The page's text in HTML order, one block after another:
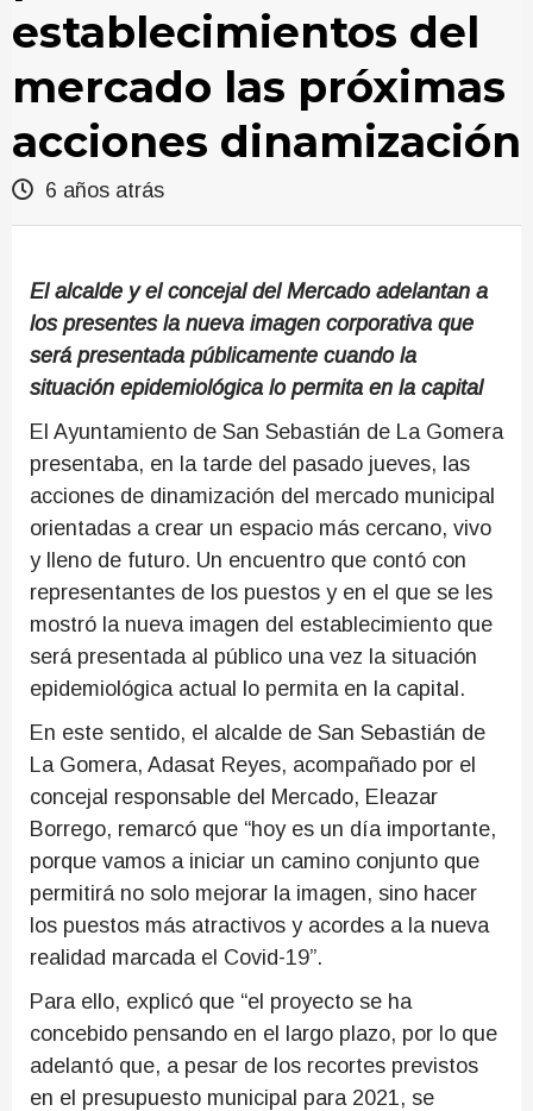
establecimientos del
mercado las próximas
acciones dinamización
6 años atrás
El alcalde y el concejal del Mercado adelantan a
los presentes la nueva imagen corporativa que
será presentada públicamente cuando la
situación epidemiológica lo permita en la capital
El Ayuntamiento de San Sebastián de La Gomera
presentaba, en la tarde del pasado jueves, las
acciones de dinamización del mercado municipal
orientadas a crear un espacio más cercano, vivo
y lleno de futuro. Un encuentro que contó con
representantes de los puestos y en el que se les
mostró la nueva imagen del establecimiento que
será presentada al público una vez la situación
epidemiológica actual lo permita en la capital.
En este sentido, el alcalde de San Sebastián de
La Gomera, Adasat Reyes, acompañado por el
concejal responsable del Mercado, Eleazar
Borrego, remarcó que “hoy es un día importante,
porque vamos a iniciar un camino conjunto que
permitirá no solo mejorar la imagen, sino hacer
los puestos más atractivos y acordes a la nueva
realidad marcada el Covid-19”.
Para ello, explicó que “el proyecto se ha
concebido pensando en el largo plazo, por lo que
adelantó que, a pesar de los recortes previstos
en el presupuesto municipal para 2021, se